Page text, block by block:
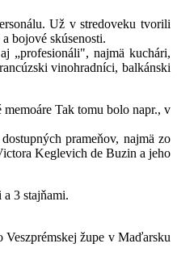
Už v stredoveku tvorili
bojové skúsenosti.
„profesionáli", najmä kuchári,
vinohradníci, balkánski
Tak tomu bolo napr., v
prameňov, najmä zo
Keglevich de Buzin a jeho
3 stajňami.
župe v Maďarsku